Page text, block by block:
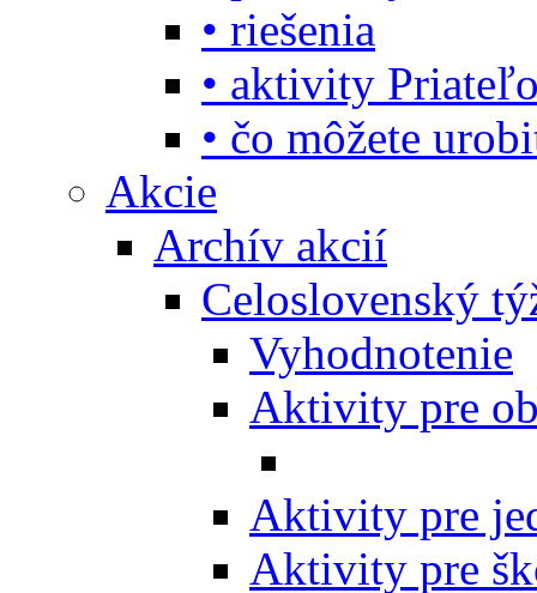
• riešenia
• aktivity
• čo môžete
Akcie
Archív akcií
Celoslovenský
Vyhodnotenie
Aktivity pre
Aktivity pre
Aktivity pre